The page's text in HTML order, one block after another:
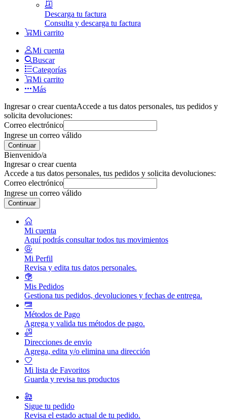
Descarga tu factura
Consulta y descarga tu factura
Mi carrito
Mi cuenta
Buscar
Categorías
Mi carrito
Más
Ingresar o crear cuentaAccede a tus datos personales, tus pedidos y
solicita devoluciones:
Correo electrónico
Ingrese un correo válido
Continuar
Bienvenido/a
Ingresar o crear cuenta
Accede a tus datos personales, tus pedidos y solicita devoluciones:
Correo electrónico
Ingrese un correo válido
Continuar
Mi cuenta
Aquí podrás consultar todos tus movimientos
Mi Perfil
Revisa y edita tus datos personales.
Mis Pedidos
Gestiona tus pedidos, devoluciones y fechas de entrega.
Métodos de Pago
Agrega y valida tus métodos de pago.
Direcciones de envio
Agrega, edita y/o elimina una dirección
Mi lista de Favoritos
Guarda y revisa tus productos
Sigue tu pedido
Revisa el estado actual de tu pedido.